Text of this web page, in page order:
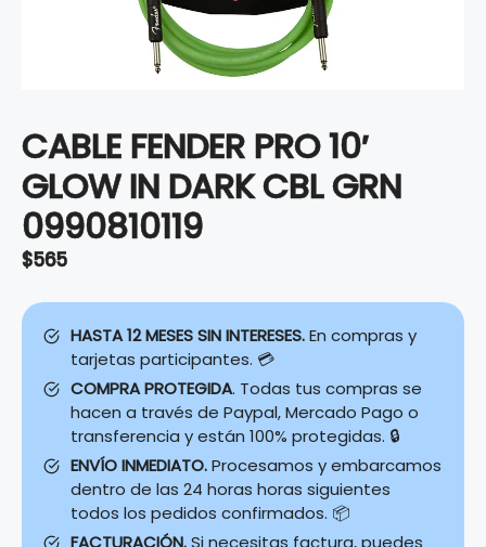
CABLE FENDER PRO 10′
GLOW IN DARK CBL GRN
0990810119
$565
HASTA 12 MESES SIN INTERESES.En compras y
tarjetas participantes. 💳
COMPRA PROTEGIDA. Todas tus compras se
hacen a través de Paypal, Mercado Pago o
transferencia y están 100% protegidas. 🔒
ENVÍO INMEDIATO.Procesamos y embarcamos
dentro de las 24 horas horas siguientes
todos los pedidos confirmados. 📦
FACTURACIÓN.Si necesitas factura, puedes